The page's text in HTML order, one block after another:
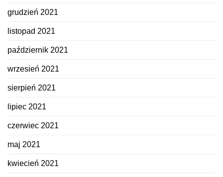
grudzień 2021
listopad 2021
październik 2021
wrzesień 2021
sierpień 2021
lipiec 2021
czerwiec 2021
maj 2021
kwiecień 2021